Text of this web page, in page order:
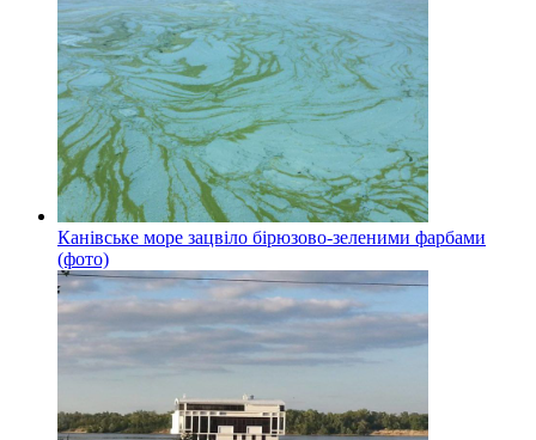
Канівське море зацвіло бірюзово-зеленими фарбами
(фото)